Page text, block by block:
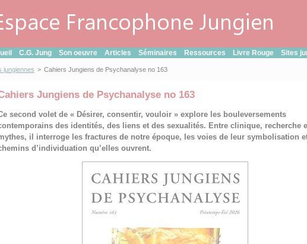
C.G. Jung Son oeuvre Articles Séminaires Ressources Livre Rouge Sites
jungiennes > Cahiers Jungiens de Psychanalyse no 163
Jungiens de Psychanalyse no 163
second volet de « Désirer, consentir, vouloir » explore les bouleversements
des identités, des liens et des sexualités. Entre clinique, recherche
il interroge les fractures de notre époque, les voies de leur symbolisation
d’individuation qu’elles ouvrent.